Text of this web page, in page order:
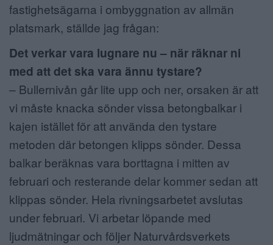
fastighetsägarna i ombyggnation av allmän
platsmark, ställde jag frågan:
Det verkar vara lugnare nu – när räknar ni
med att det ska vara ännu tystare?
– Bullernivån går lite upp och ner, orsaken är att
vi måste knacka sönder vissa betongbalkar i
kajen istället för att använda den tystare
metoden där betongen klipps sönder. Dessa
balkar beräknas vara borttagna i mitten av
februari och resterande delar kommer sedan att
klippas sönder. Hela rivningsarbetet avslutas
under februari. Vi arbetar löpande med
ljudmätningar och följer Naturvårdsverkets